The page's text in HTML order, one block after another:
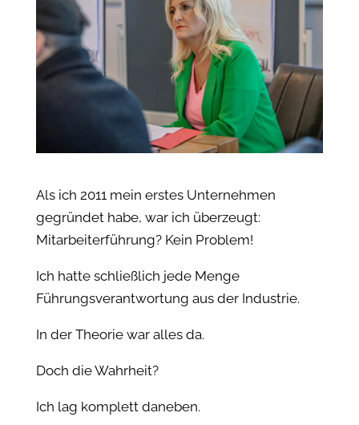
Als ich 2011 mein erstes Unternehmen
gegründet habe, war ich überzeugt:
Mitarbeiterführung? Kein Problem!
Ich hatte schließlich jede Menge
Führungsverantwortung aus der Industrie.
In der Theorie war alles da.
Doch die Wahrheit?
Ich lag komplett daneben.